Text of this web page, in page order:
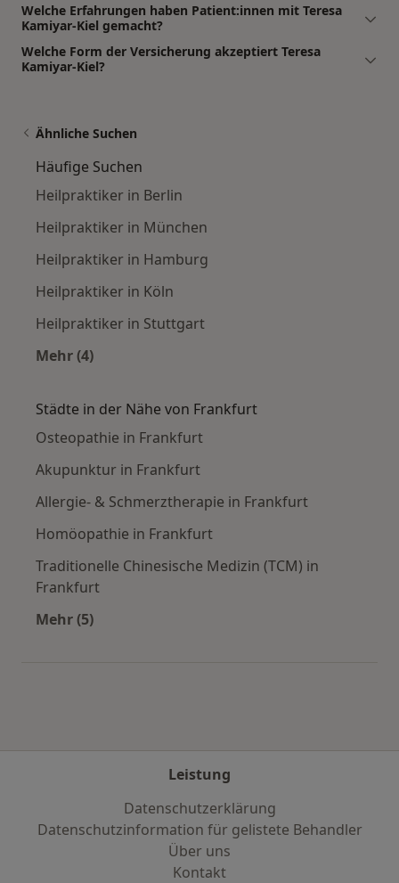
Welche Erfahrungen haben Patient:innen mit Teresa
Kamiyar-Kiel gemacht?
Welche Form der Versicherung akzeptiert Teresa
Kamiyar-Kiel?
Ähnliche Suchen
Häufige Suchen
Heilpraktiker in Berlin
Heilpraktiker in München
Heilpraktiker in Hamburg
Heilpraktiker in Köln
Heilpraktiker in Stuttgart
Mehr (4)
Städte in der Nähe von Frankfurt
Osteopathie in Frankfurt
Akupunktur in Frankfurt
Allergie- & Schmerztherapie in Frankfurt
Homöopathie in Frankfurt
Traditionelle Chinesische Medizin (TCM) in
Frankfurt
Mehr (5)
Leistung
Datenschutzerklärung
Datenschutzinformation für gelistete Behandler
Über uns
Kontakt